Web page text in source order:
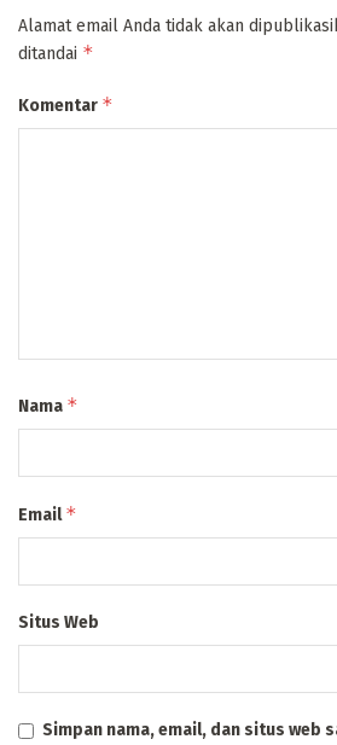
Alamat email Anda tidak akan
ditandai *
Komentar *
Nama *
Email*
Situs Web
Simpan nama, email, dan situs web